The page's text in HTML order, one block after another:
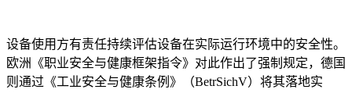
设备使用方有责任持续评估设备在实际运行环境中的安全性。
欧洲《职业安全与健康框架指令》对此作出了强制规定，德国
则通过《工业安全与健康条例》（BetrSichV）将其落地实